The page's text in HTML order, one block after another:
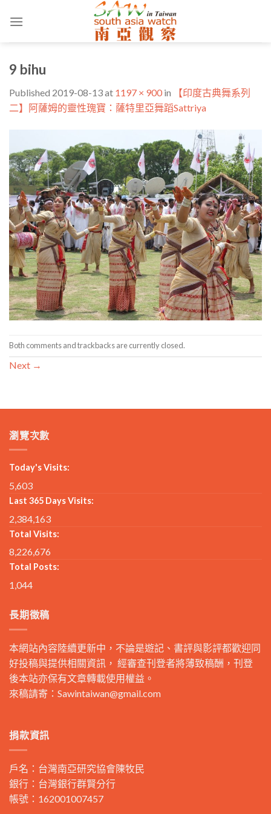
9 bihu
Published 2019-08-13at 1197 × 900 in
【印度古典舞系列
二】阿薩姆的靈性瑰寶：薩特里亞舞蹈Sattriya
Both comments and trackbacks are currently closed.
Next →
瀏覽次數
Today's Visits:
5,603
Last 365 Days Visits:
2,384,163
Total Visits:
8,226,676
Total Posts:
1,044
長期徵稿
本網站內容陸續更新中，不論是遊記、書評與影評都歡迎同
好投稿與提供相關資訊， 經審查刊登者將薄致稿酬，刊登
後本站亦保有文章轉載使用權益。
來稿請寄： Sawintaiwan@gmail.com
捐款資訊
戶名：台灣南亞研究協會陳牧民
銀行：台灣銀行群賢分行
帳號：162001007457